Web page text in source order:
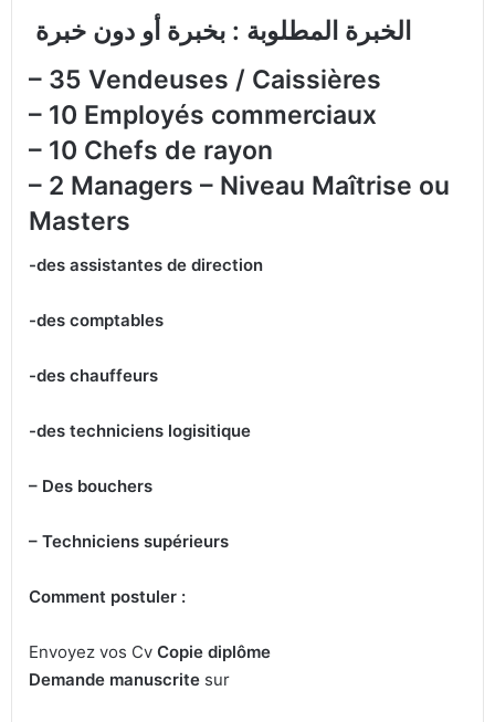
الخبرة المطلوبة : بخبرة أو دون خبرة
– 35 Vendeuses / Caissières
– 10 Employés commerciaux
– 10 Chefs de rayon
– 2 Managers – Niveau Maîtrise ou
Masters
-des assistantes de direction
-des comptables
-des chauffeurs
-des techniciens logisitique
– Des bouchers
– Techniciens supérieurs
Comment postuler :
Envoyez vos Cv Copie diplôme
Demande manuscrite sur